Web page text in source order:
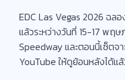
EDC Las Vegas 2026 ฉล
แล้วระหว่างวันที่ 15-17 พฤ
Speedway และตอนนี้เซ็ตจ
YouTube ให้ดูย้อนหลังได้แ